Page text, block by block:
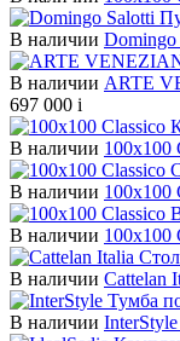
В наличии
В наличии ARTE
697 000 i
В наличии 100х100
В наличии 100х100
В наличии 100х100
В наличии Cattelan
В наличии